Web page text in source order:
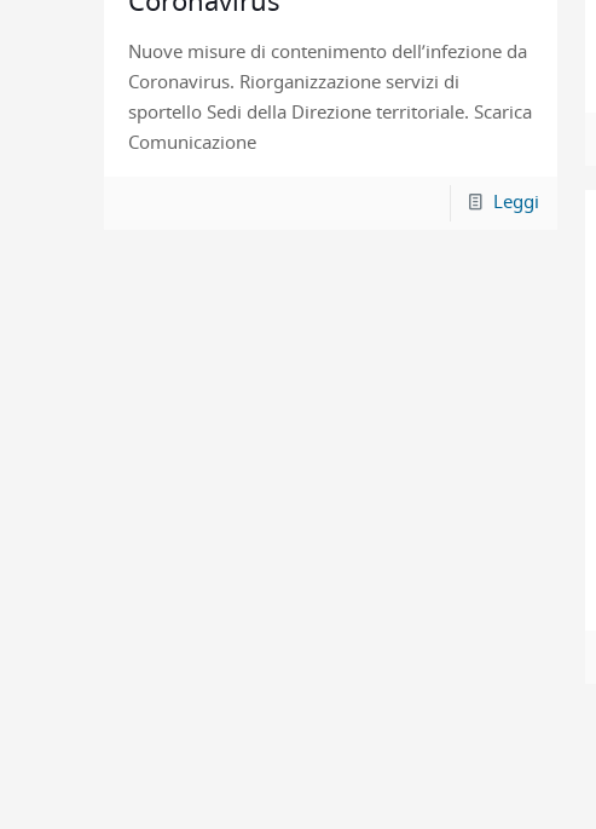
Nuove misure di contenimento dell’infezione da
Coronavirus. Riorganizzazione servizi di
sportello Sedi della Direzione territoriale. Scarica
Comunicazione
Leggi